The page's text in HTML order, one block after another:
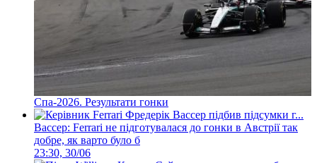
Спа-2026. Результати гонки
Вассер: Ferrari не підготувалася до гонки в Австрії так
добре, як варто було б
23:30, 30/06